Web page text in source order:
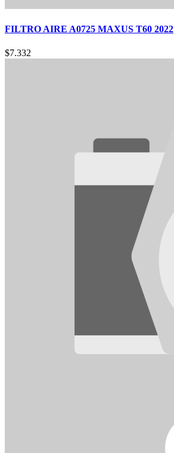
FILTRO AIRE A0725 MAXUS T60 2022
$7.332